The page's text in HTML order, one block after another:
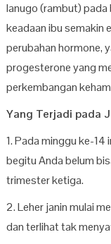
lanugo (rambut) pada
keadaan ibu semakin
perubahan hormone,
progesterone yang
perkembangan
Yang Terjadi pada
1. Pada minggu ke-14
begitu Anda belum
trimester ketiga.
2. Leher janin mulai
dan terlihat tak